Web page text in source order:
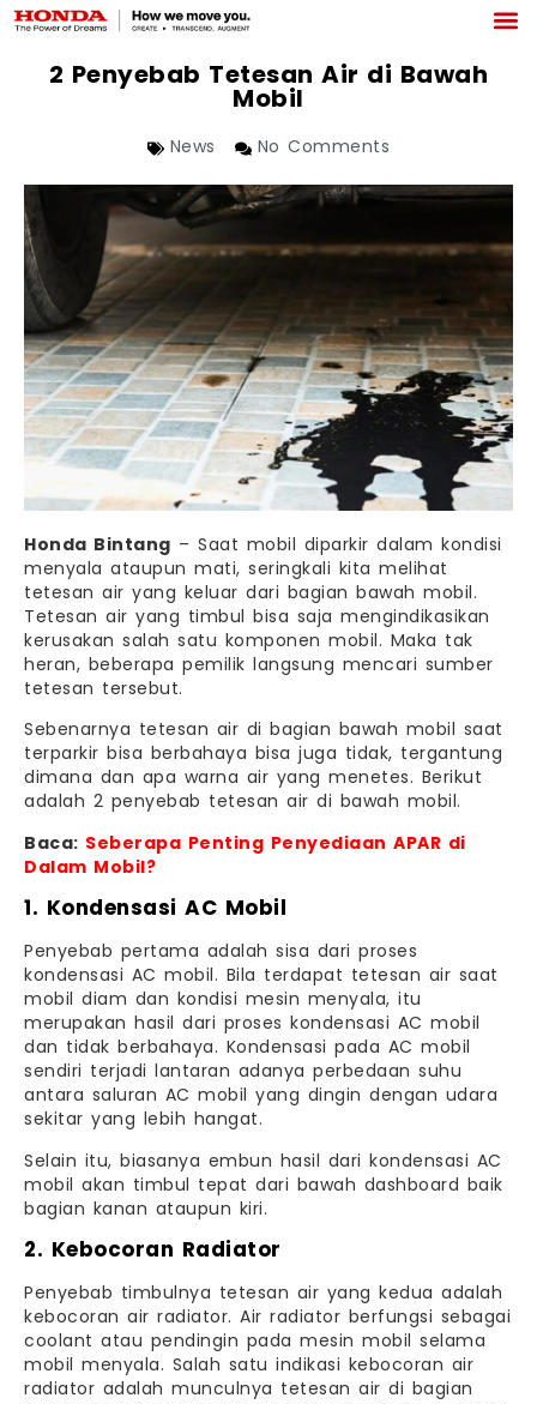
2 Penyebab Tetesan Air di Bawah
Mobil
News No Comments
Honda Bintang – Saat mobil diparkir dalam kondisi
menyala ataupun mati, seringkali kita melihat
tetesan air yang keluar dari bagian bawah mobil.
Tetesan air yang timbul bisa saja mengindikasikan
kerusakan salah satu komponen mobil. Maka tak
heran, beberapa pemilik langsung mencari sumber
tetesan tersebut.
Sebenarnya tetesan air di bagian bawah mobil saat
terparkir bisa berbahaya bisa juga tidak, tergantung
dimana dan apa warna air yang menetes. Berikut
adalah 2 penyebab tetesan air di bawah mobil.
Baca: Seberapa Penting Penyediaan APAR di
Dalam Mobil?
1. Kondensasi AC Mobil
Penyebab pertama adalah sisa dari proses
kondensasi AC mobil. Bila terdapat tetesan air saat
mobil diam dan kondisi mesin menyala, itu
merupakan hasil dari proses kondensasi AC mobil
dan tidak berbahaya. Kondensasi pada AC mobil
sendiri terjadi lantaran adanya perbedaan suhu
antara saluran AC mobil yang dingin dengan udara
sekitar yang lebih hangat.
Selain itu, biasanya embun hasil dari kondensasi AC
mobil akan timbul tepat dari bawah dashboard baik
bagian kanan ataupun kiri.
2. Kebocoran Radiator
Penyebab timbulnya tetesan air yang kedua adalah
kebocoran air radiator. Air radiator berfungsi sebagai
coolant atau pendingin pada mesin mobil selama
mobil menyala. Salah satu indikasi kebocoran air
radiator adalah munculnya tetesan air di bagian